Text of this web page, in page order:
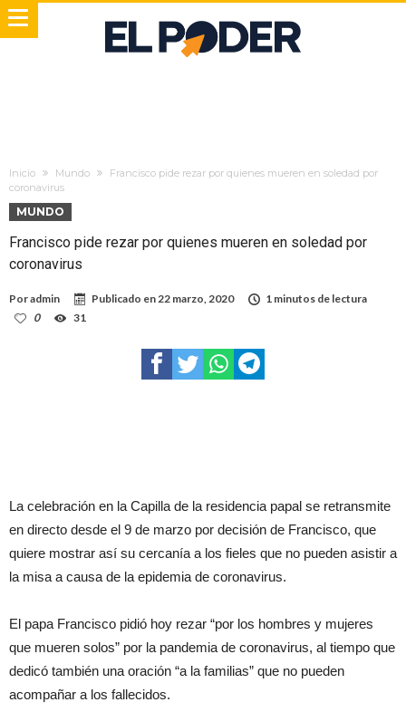
Inicio Mundo
Francisco pide rezar por quienes mueren en soledad por
coronavirus
MUNDO
Francisco pide rezar por quienes mueren en soledad por
coronavirus
Poradmin Publicado en22 marzo, 2020
1 minutos de lectura
0
31
La celebración en la Capilla de la residencia papal se retransmite
en directo desde el 9 de marzo por decisión de Francisco, que
quiere mostrar así su cercanía a los fieles que no pueden asistir a
la misa a causa de la epidemia de coronavirus.
El papa Francisco pidió hoy rezar “por los hombres y mujeres
que mueren solos” por la pandemia de coronavirus, al tiempo que
dedicó también una oración “a la familias” que no pueden
acompañar a los fallecidos.